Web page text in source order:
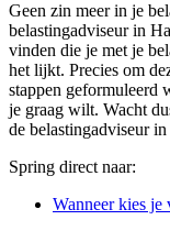
Geen zin meer in je
belastingadviseur in
vinden die je met je
het lijkt. Precies om
stappen geformuleerd
je graag wilt. Wacht
de belastingadviseur
Spring direct naar:
Wanneer kies je